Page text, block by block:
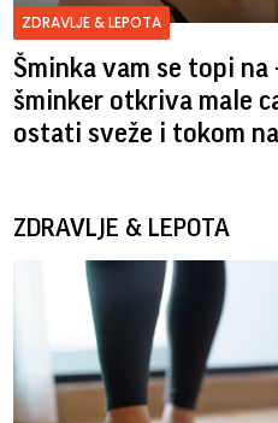
ZDRAVLJE & LEPOTA
Šminka vam se topi
šminker otkriva male
ostati sveže i tokom
ZDRAVLJE & LEPOTA